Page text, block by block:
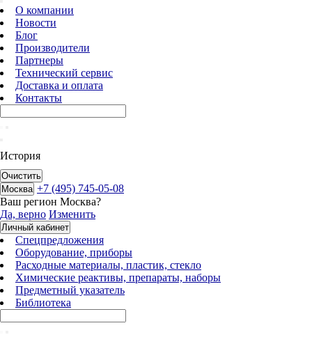
О компании
Новости
Блог
Производители
Партнеры
Технический сервис
Доставка и оплата
Контакты
История
Очистить
Москва +7 (495) 745-05-08
Ваш регион Москва?
Да, верно Изменить
Личный кабинет
Спецпредложения
Оборудование, приборы
Расходные материалы, пластик, стекло
Химические реактивы, препараты, наборы
Предметный указатель
Библиотека